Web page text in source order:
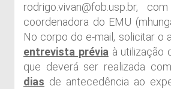
rodrigo.vivan@fob.usp.br,
coordenadora do EMU
No corpo do e-mail, solicitar o
entrevista prévia à utilização
que deverá ser realizada
dias de antecedência ao